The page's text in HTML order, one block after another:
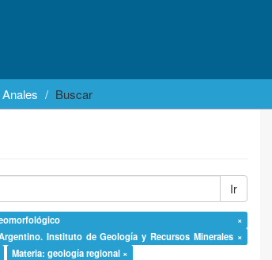
Anales Buscar
Ir
×
Instituto de Geología y Recursos Minerales ×
Materia: geología regional ×